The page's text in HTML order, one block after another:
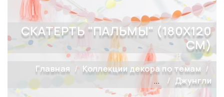
СКАТЕРТЬ "ПАЛЬМЫ" (180Х120
СМ)
Главная
Коллекции декора по темам
...
Джунгли